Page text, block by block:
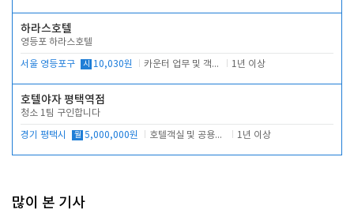
하라스호텔
영등포 하라스호텔
서울 영등포구 시 10,030원 카운터 업무 및 객실관리(청소상태 확인, 객실판매) 1년 이상
호텔야자 평택역점
청소 1팀 구인합니다
경기 평택시 월 5,000,000원 호텔객실 및 공용시설 청소 관리 1년 이상
많이 본 기사